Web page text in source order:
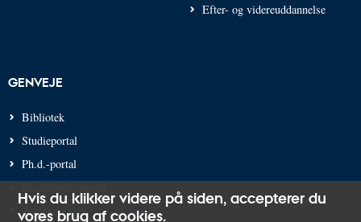
Efter- og videreuddannelse
GENVEJE
Bibliotek
Studieportal
Ph.d.-portal
Alumneportal
Hvis du klikker videre på siden, accepterer du
vores brug af cookies.